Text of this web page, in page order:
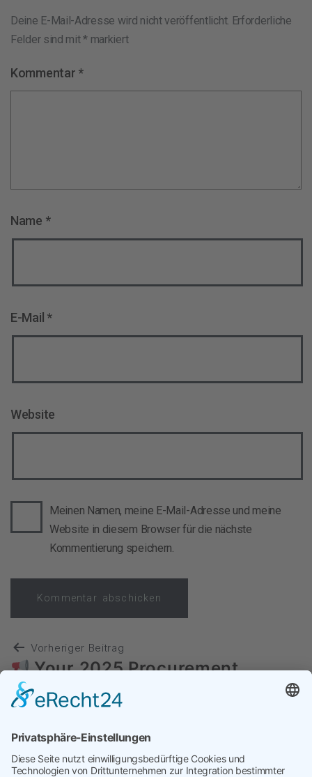
Deine E-Mail-Adresse wird nicht veröffentlicht. Erforderliche
Felder sind mit*markiert
Kommentar *
Name *
E-Mail *
Website
Meinen Namen, meine E-Mail-Adresse und meine
Website in diesem Browser für die nächste
Kommentierung speichern.
Vorheriger Beitrag
Your 2025 Procurement
Trends Generator is Available
Das 1. Interim Procurement
Summit fand statt, mein Fazit